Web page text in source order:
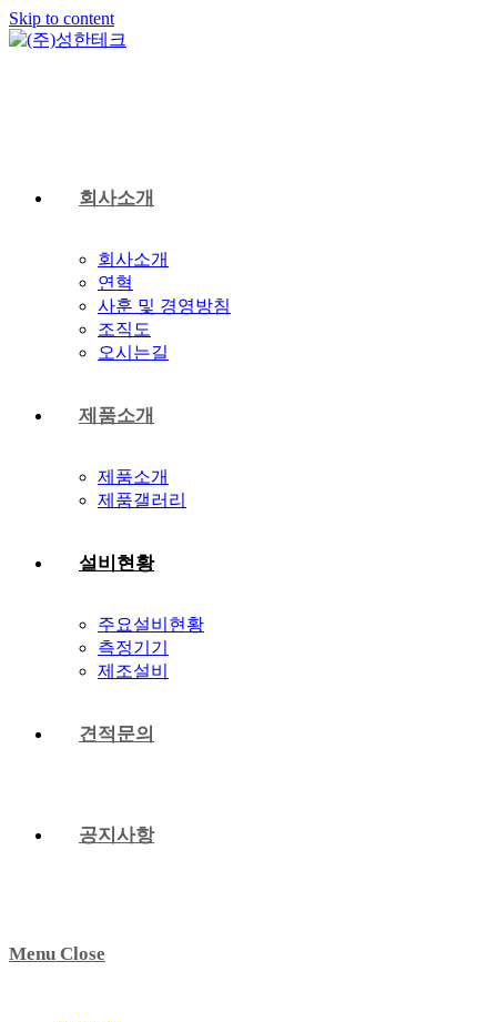
Skip to content
회사소개
회사소개
연혁
사훈 및 경영방침
조직도
오시는길
제품소개
제품소개
제품갤러리
설비현황
주요설비현황
측정기기
제조설비
견적문의
공지사항
Menu Close